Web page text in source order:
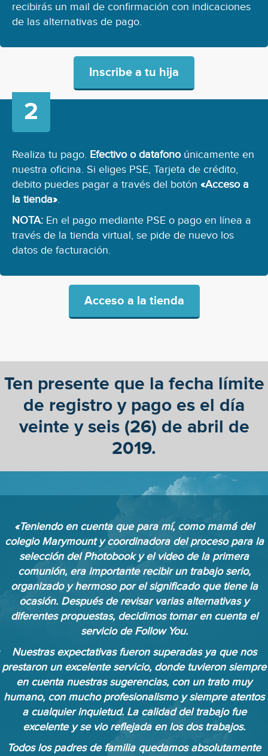
recibirás un mail de confirmación con indicaciones
de las alternativas de pago.
Inscribe a tu hija
Realiza tu pago. Efectivo o datafono únicamente en
nuestra oficina. Si eliges PSE, Tarjeta de crédito,
debito puedes pagar a través del botón «Acceso a
la tienda».
NOTA: En el pago mediante PSE o pago en línea a
través de la tienda virtual, se pide de nuevo los
datos de facturación.
Acceso a la tienda
Ten presente que la fecha límite
de registro y pago es el día
veinte y seis (26) de abril de
2019.
«Teniendo en cuenta que para mí, como mamá del
colegio Marymount y coordinadora del proceso para la
selección del Photobook y el video de la primera
comunión, era importante recibir un trabajo serio,
organizado y hermoso por el significado que tiene la
ocasión. Después de revisar varias alternativas y
diferentes propuestas, decidimos tomar en cuenta el
servicio de Follow You.
Nuestras expectativas fueron superadas ya que nos
prestaron un excelente servicio, donde tuvieron siempre
en cuenta nuestras sugerencias, con un trato muy
humano, con mucho profesionalismo y siempre atentos
a cualquier inquietud. La calidad del trabajo fue
excelente y se vio reflejada en los dos trabajos.
Todos los padres de familia quedamos absolutamente